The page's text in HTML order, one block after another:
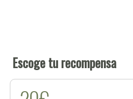
Escoge tu recompensa